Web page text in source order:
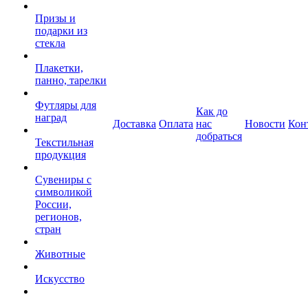
Призы и
подарки из
стекла
Плакетки,
панно, тарелки
Футляры для
наград
Текстильная
продукция
Сувениры с
символикой
России,
регионов,
стран
Животные
Искусство
Доставка Оплата
Как до
нас
добраться
Новости